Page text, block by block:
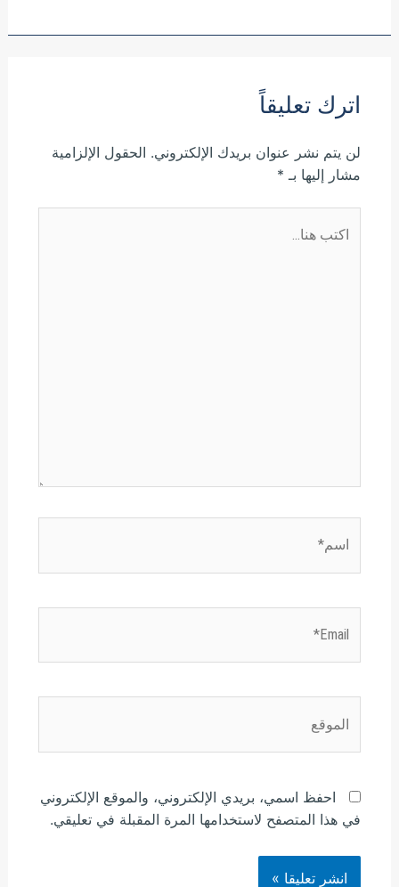
اترك تعليقاً
لن يتم نشر عنوان بريدك الإلكتروني. الحقول الإلزامية
مشار إليها بـ *
هنا...
احفظ اسمي، بريدي الإلكتروني، والموقع الإلكتروني
في هذا المتصفح لاستخدامها المرة المقبلة في تعليقي.